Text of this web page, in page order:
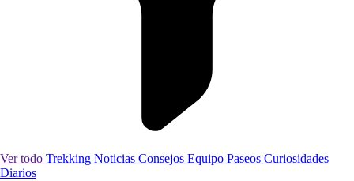
Ver todo Trekking Noticias Consejos Equipo Paseos Curiosidades
Diarios